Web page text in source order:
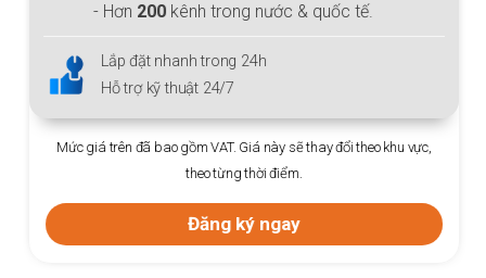
- Hơn 200 kênh trong nước & quốc tế.
Lắp đặt nhanh trong 24h
Hỗ trợ kỹ thuật 24/7
Mức giá trên đã bao gồm VAT. Giá này sẽ thay đổi theo khu vực,
theo từng thời điểm.
Đăng ký ngay